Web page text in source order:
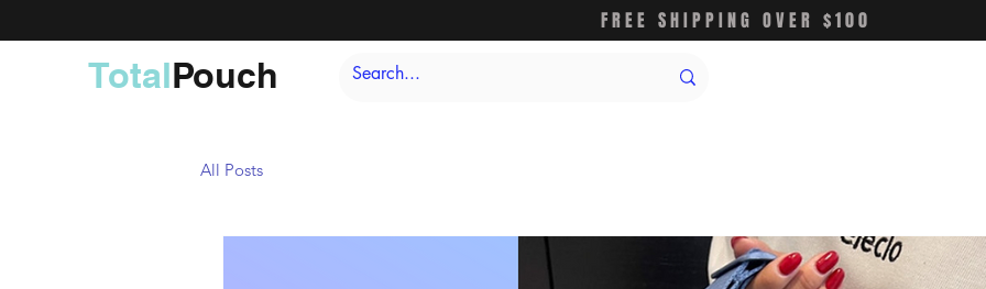
FREE SHIPPING OVER $100
TotalPouch
All Posts